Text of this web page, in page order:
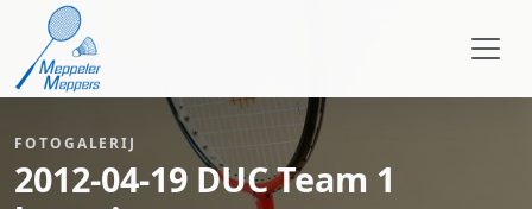
FOTOGALERIJ
2012-04-19 DUC Team 1